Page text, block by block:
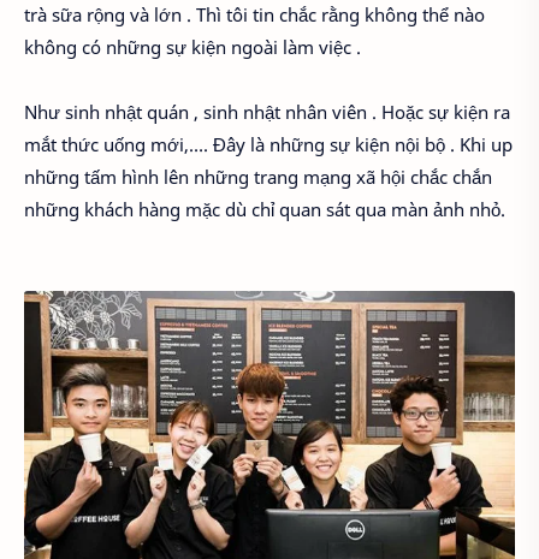
trà sữa rộng và lớn . Thì tôi tin chắc rằng không thể nào
không có những sự kiện ngoài làm việc .
Như sinh nhật quán , sinh nhật nhân viên . Hoặc sự kiện ra
mắt thức uống mới,…. Đây là những sự kiện nội bộ . Khi up
những tấm hình lên những trang mạng xã hội chắc chắn
những khách hàng mặc dù chỉ quan sát qua màn ảnh nhỏ.